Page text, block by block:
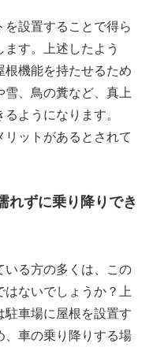
設置することで得ら
す。上述したよう
機能を持たせるため
、鳥の糞など、真上
ようになります。
ットがあるとされて
ずに乗り降りでき
いる方の多くは、この
ないでしょうか？上
車場に屋根を設置す
、車の乗り降りする場